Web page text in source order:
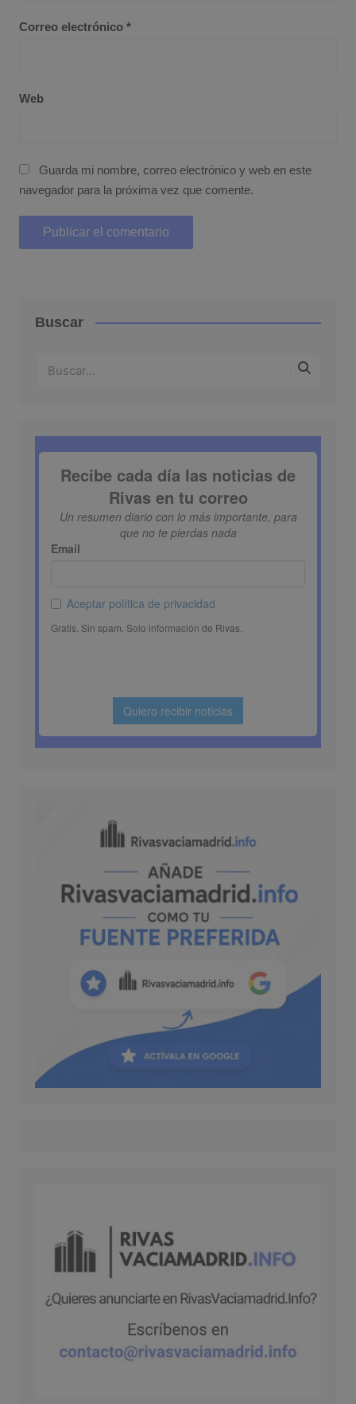
Correo electrónico *
Web
Guarda mi nombre, correo electrónico y web en este
navegador para la próxima vez que comente.
Buscar